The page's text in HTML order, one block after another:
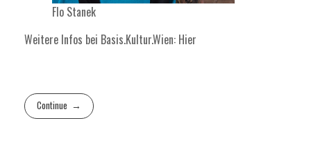
Flo Stanek
Weitere Infos bei Basis.Kultur.Wien: Hier
Continue